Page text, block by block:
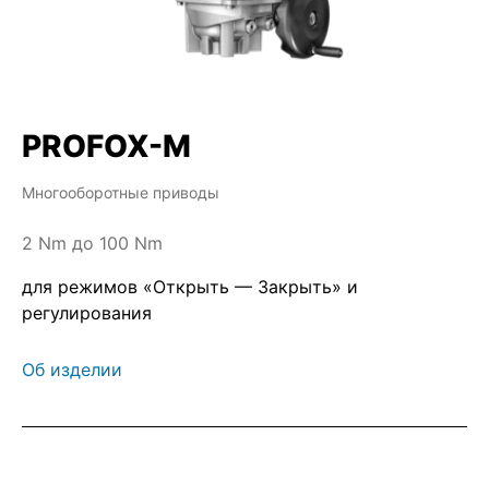
PROFOX-M
Многооборотные приводы
2 Nm до 100 Nm
для режимов «Открыть — Закрыть» и
регулирования
Об изделии